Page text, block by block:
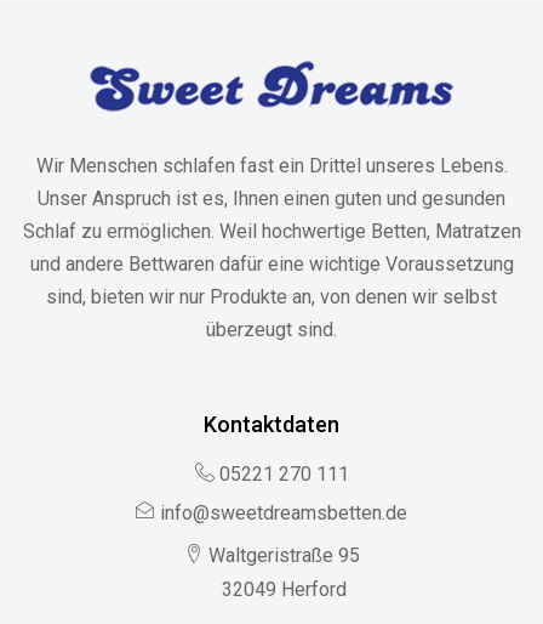
Wir Menschen schlafen fast ein Drittel unseres Lebens.
Unser Anspruch ist es, Ihnen einen guten und gesunden
Schlaf zu ermöglichen. Weil hochwertige Betten, Matratzen
und andere Bettwaren dafür eine wichtige Voraussetzung
sind, bieten wir nur Produkte an, von denen wir selbst
überzeugt sind.
Kontaktdaten
05221 270 111
info@sweetdreamsbetten.de
Waltgeristraße 95
32049 Herford